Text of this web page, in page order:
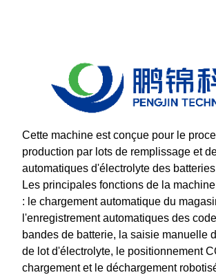
Cette machine est conçue pour le
production par lots de remplissage et
automatiques d'électrolyte des
Les principales fonctions de la
: le chargement automatique du
l'enregistrement automatiques des
bandes de batterie, la saisie manuelle
de lot d'électrolyte, le positionnement
chargement et le déchargement